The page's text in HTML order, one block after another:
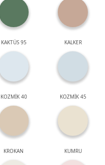
KAKTÜS 95 KALKER
KOZMİK 40 KOZMİK 45
KROKAN KUMRU